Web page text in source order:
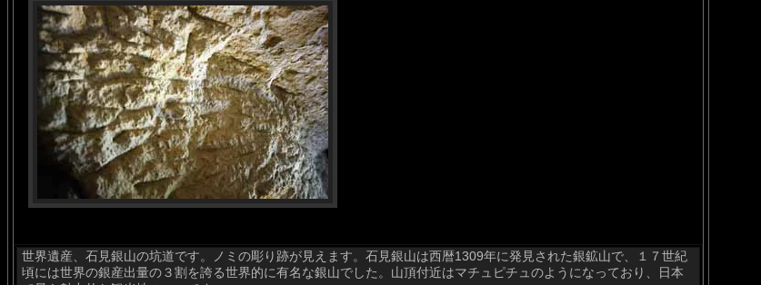
世界遺産、石見銀山の坑道です。ノミの彫り跡が見えます。石見銀山は西暦1309年に発見された銀鉱山で、１７世紀
頃には世界の銀産出量の３割を誇る世界的に有名な銀山でした。山頂付近はマチュピチュのようになっており、日本